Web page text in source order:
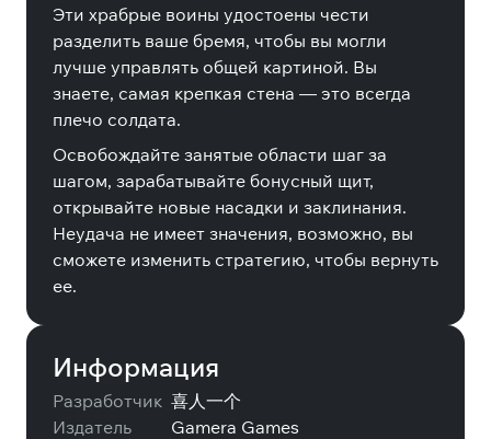
Эти храбрые воины удостоены чести
разделить ваше бремя, чтобы вы могли
лучше управлять общей картиной. Вы
знаете, самая крепкая стена — это всегда
плечо солдата.
Освобождайте занятые области шаг за
шагом, зарабатывайте бонусный щит,
открывайте новые насадки и заклинания.
Неудача не имеет значения, возможно, вы
сможете изменить стратегию, чтобы вернуть
ее.
Информация
Разработчик 喜人一个
Издатель
Gamera Games